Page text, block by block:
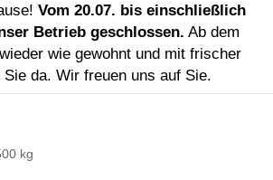
Vom 20.07. bis einschließlich
Betrieb geschlossen. Ab dem
wie gewohnt und mit frischer
Sie da. Wir freuen uns auf Sie.
kg